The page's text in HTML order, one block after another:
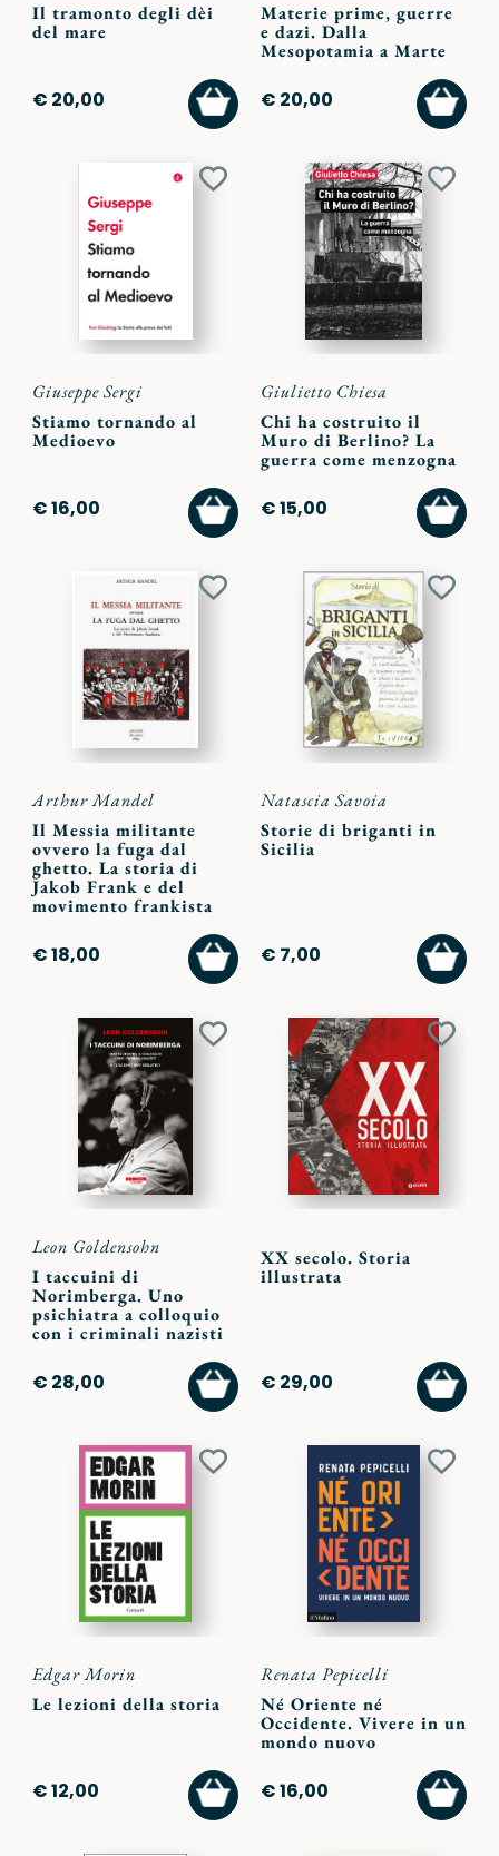
Il tramonto degli dèi
del mare
€ 20,00
AGGIUNGI
AL
CARRELLO
Materie prime, guerre
e dazi. Dalla
Mesopotamia a Marte
€ 20,00
AL
Aggiungi
Giuseppe Sergi
Stiamo tornando al
Medioevo
€ 16,00
AGGIUNGI
AL
CARRELLO
Giulietto Chiesa
Chi ha costruito il
Muro di Berlino? La
guerra come menzogna
€ 15,00
AL
Aggiungi
Arthur Mandel
Il Messia militante
ovvero la fuga dal
ghetto. La storia di
Jakob Frank e del
movimento frankista
€ 18,00
AGGIUNGI
AL
CARRELLO
Natascia Savoia
Storie di briganti in
Sicilia
€ 7,00
AL
Aggiungi
Leon Goldensohn
I taccuini di
Norimberga. Uno
psichiatra a colloquio
con i criminali nazisti
€ 28,00
AGGIUNGI
AL
CARRELLO
XX secolo. Storia
illustrata
€ 29,00
AL
Aggiungi
Edgar Morin
Le lezioni della storia
€ 12,00
AGGIUNGI
AL
CARRELLO
Renata Pepicelli
Né Oriente né
Occidente. Vivere in un
mondo nuovo
€ 16,00
AL